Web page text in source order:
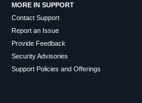
MORE IN SUPPORT
Contact Support
Report an Issue
Provide Feedback
Security Advisories
Support Policies and Offerings